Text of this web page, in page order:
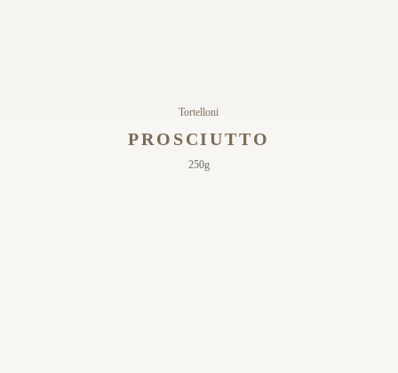
Tortelloni
PROSCIUTTO
250g